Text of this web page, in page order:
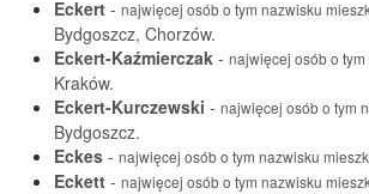
Eckert - najwięcej osób o tym nazwisku
Bydgoszcz, Chorzów.
Eckert-Kaźmierczak - najwięcej osób o
Kraków.
Eckert-Kurczewski - najwięcej osób o tym
Bydgoszcz.
Eckes - najwięcej osób o tym nazwisku
Eckett - najwięcej osób o tym nazwisku